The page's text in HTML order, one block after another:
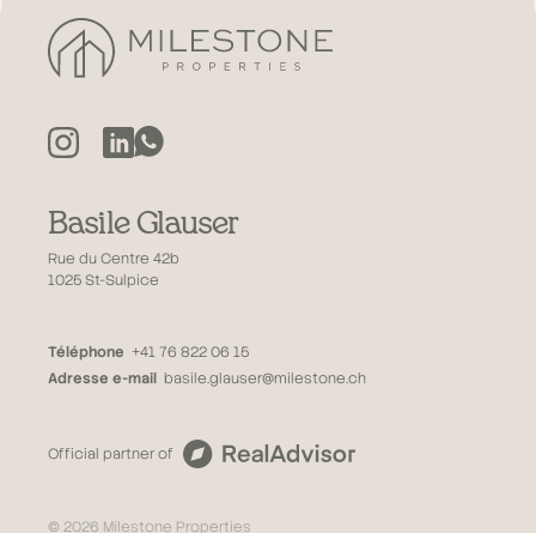
Basile Glauser
Rue du Centre 42b
1025 St-Sulpice
Téléphone +41 76 822 06 15
Adresse e-mail basile.glauser@milestone.ch
Official partner of
© 2026 Milestone Properties